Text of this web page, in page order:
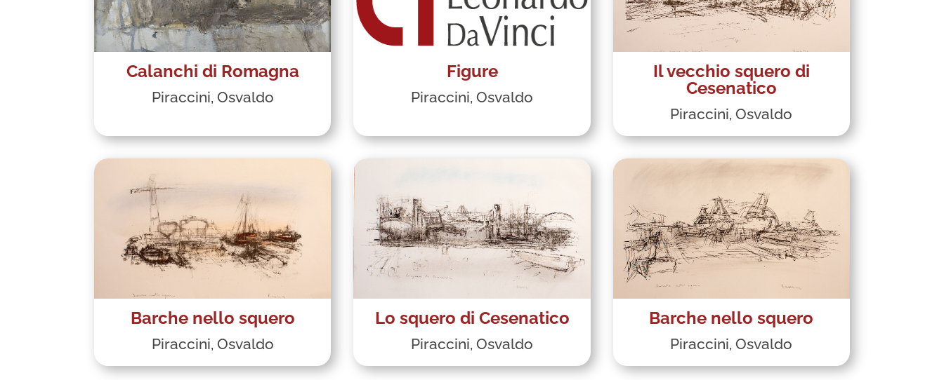
Calanchi di Romagna
Piraccini, Osvaldo
Figure
Piraccini, Osvaldo
Il vecchio squero di
Cesenatico
Piraccini, Osvaldo
Barche nello squero
Piraccini, Osvaldo
Lo squero di Cesenatico
Piraccini, Osvaldo
Barche nello squero
Piraccini, Osvaldo